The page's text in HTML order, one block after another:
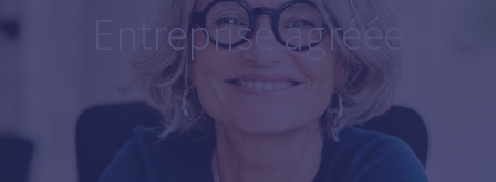
Entreprise agréée